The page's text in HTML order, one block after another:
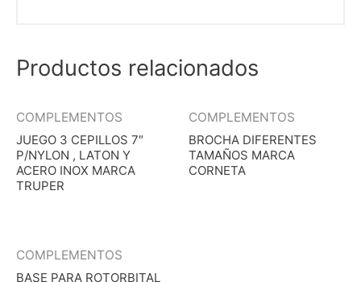
Productos relacionados
COMPLEMENTOS
JUEGO 3 CEPILLOS 7″
P/NYLON , LATON Y
ACERO INOX MARCA
TRUPER
COMPLEMENTOS
BROCHA DIFERENTES
TAMAÑOS MARCA
CORNETA
COMPLEMENTOS
BASE PARA ROTORBITAL